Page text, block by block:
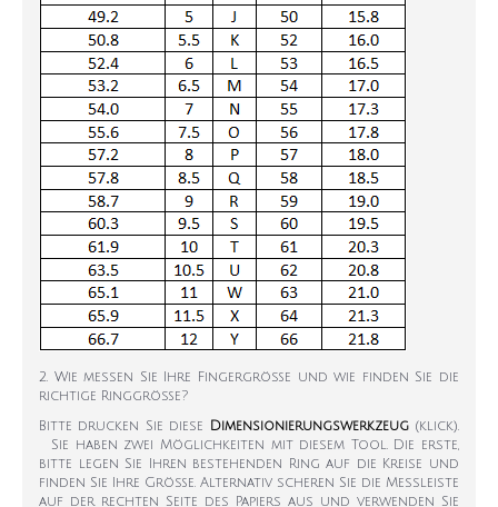
2. Wie messen Sie Ihre Fingergröße und wie finden Sie die
richtige Ringgröße?
Bitte drucken Sie diese Dimensionierungswerkzeug (klick).
Sie haben zwei Möglichkeiten mit diesem Tool. Die erste,
bitte legen Sie Ihren bestehenden Ring auf die Kreise und
finden Sie Ihre Größe. Alternativ scheren Sie die Messleiste
auf der rechten Seite des Papiers aus und verwenden Sie